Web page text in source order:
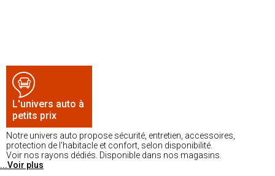
L'univers auto à
petits prix
Notre univers auto propose sécurité, entretien, accessoires,
protection de l'habitacle et confort, selon disponibilité.
Voir nos rayons dédiés. Disponible dans nos magasins.
...Voir plus